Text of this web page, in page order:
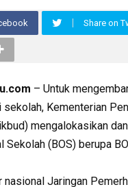
Share on
– Untuk
Kementerian
mengalokasikan
Sekolah (BOS) berupa
nasional Jaringan